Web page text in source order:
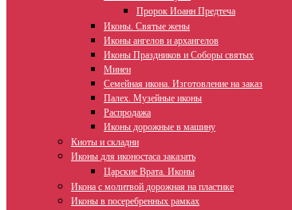
Пророк Иоанн Предтеча
Иконы. Святые жены
Иконы ангелов и архангелов
Иконы Праздников и Соборы святых
Минеи
Семейная икона. Изготовление на заказ
Палех. Музейные иконы
Распродажа
Иконы дорожные в машину
Киоты и складни
Иконы для иконостаса заказать
Царские Врата. Иконы
Икона с молитвой дорожная на пластике
Иконы в посеребренных рамках